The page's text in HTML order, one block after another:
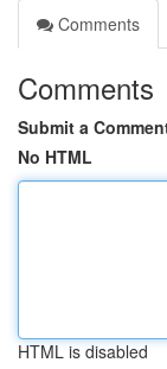
Comments
Comments
Submit a
No HTML
HTML is disabled